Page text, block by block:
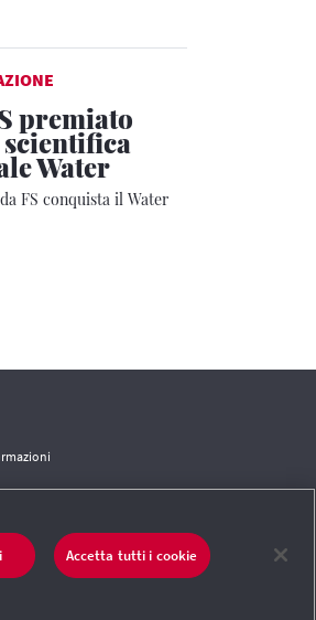
premiato
Water
FS conquista il Water
|Credits|Protezione dei dati
Accetta tutti i cookie